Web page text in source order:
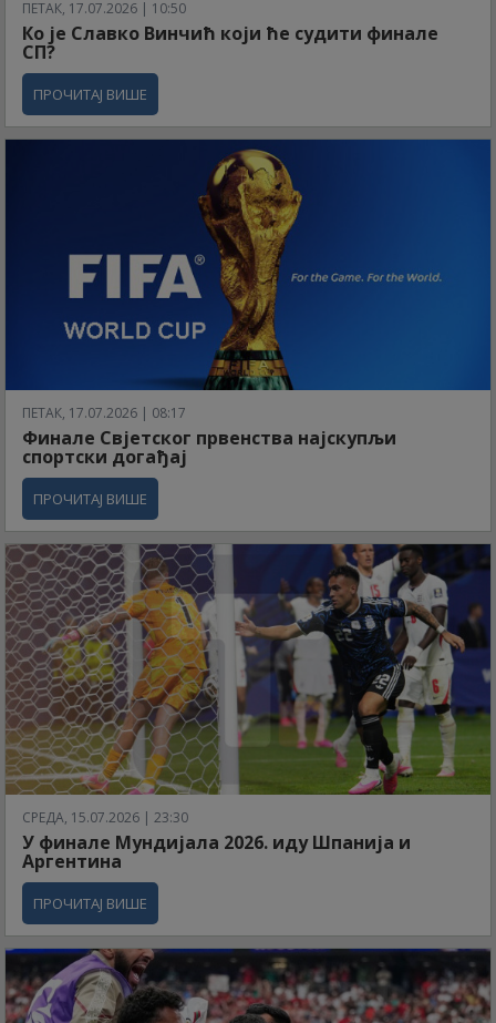
ПЕТАК, 17.07.2026 | 10:50
Ко је Славко Винчић који ће судити финале
СП?
ПРОЧИТАЈ ВИШЕ
ПЕТАК, 17.07.2026 | 08:17
Финале Свјетског првенства најскупљи
спортски догађај
ПРОЧИТАЈ ВИШЕ
СРЕДА, 15.07.2026 | 23:30
У финале Мундијала 2026. иду Шпанија и
Аргентина
ПРОЧИТАЈ ВИШЕ